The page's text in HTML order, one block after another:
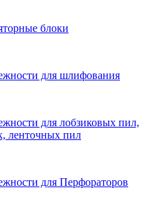
блоки
для шлифования
для лобзиковых пил,
ленточных пил
для Перфораторов